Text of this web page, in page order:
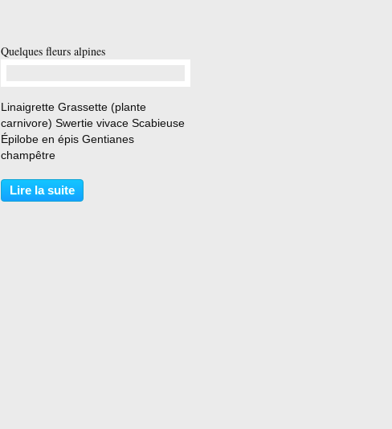
Quelques fleurs alpines
Linaigrette Grassette (plante
carnivore) Swertie vivace Scabieuse
Épilobe en épis Gentianes
champêtre
Lire la suite